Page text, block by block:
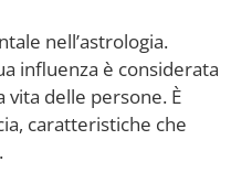
nell’astrologia.
influenza è considerata
delle persone. È
caratteristiche che